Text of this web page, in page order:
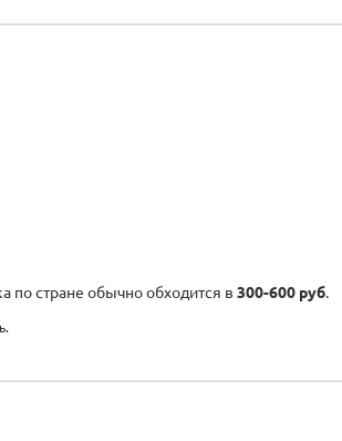
по стране обычно обходится в 300-600 руб.